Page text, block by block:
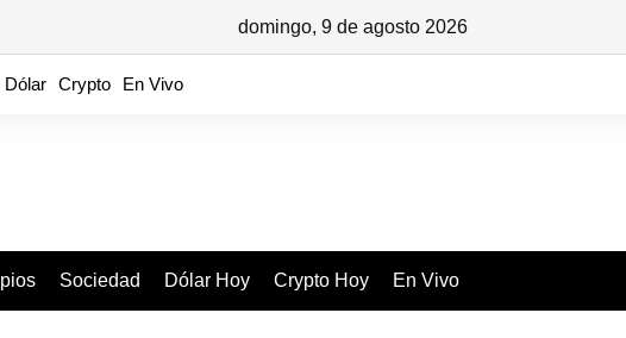
domingo, 9 de agosto 2026
Dólar Crypto En Vivo
Sociedad Dólar Hoy Crypto Hoy En Vivo